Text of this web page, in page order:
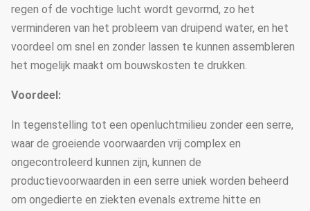
regen of de vochtige lucht wordt gevormd, zo het
verminderen van het probleem van druipend water, en het
voordeel om snel en zonder lassen te kunnen assembleren
het mogelijk maakt om bouwskosten te drukken.
Voordeel:
In tegenstelling tot een openluchtmilieu zonder een serre,
waar de groeiende voorwaarden vrij complex en
ongecontroleerd kunnen zijn, kunnen de
productievoorwaarden in een serre uniek worden beheerd
om ongedierte en ziekten evenals extreme hitte en